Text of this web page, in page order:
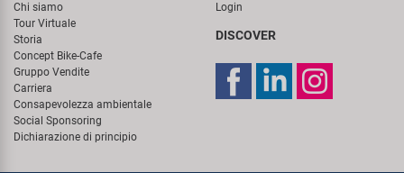
Chi siamo
Tour Virtuale
Storia
Concept Bike-Cafe
Gruppo Vendite
Carriera
Consapevolezza ambientale
Social Sponsoring
Dichiarazione di principio
Login
DISCOVER